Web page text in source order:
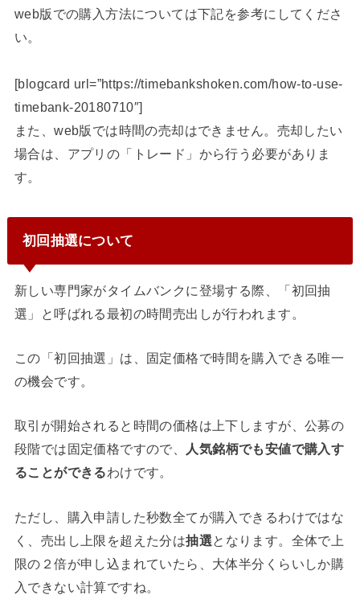
web版での購入方法については下記を参考にしてくださ
い。
[blogcard url=”https://timebankshoken.com/how-to-use-
timebank-20180710″]
また、web版では時間の売却はできません。売却したい
場合は、アプリの「トレード」から行う必要がありま
す。
初回抽選について
新しい専門家がタイムバンクに登場する際、「初回抽
選」と呼ばれる最初の時間売出しが行われます。
この「初回抽選」は、 固定価格で時間を購入できる唯一
の機会です。
取引が開始されると時間の価格は上下しますが、公募の
段階では固定価格ですので、
人気銘柄でも安値で購入す
ることができるわけです。
ただし、購入申請した秒数全てが購入できるわけではな
く、売出し上限を超えた分は抽選となります。全体で上
限の２倍が申し込まれていたら、大体半分くらいしか購
入できない計算ですね。